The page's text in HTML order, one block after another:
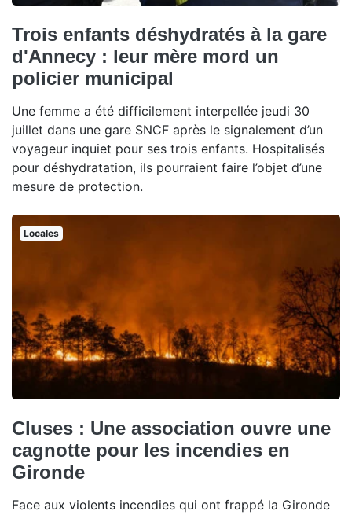
Trois enfants déshydratés à la gare
d'Annecy : leur mère mord un
policier municipal
Une femme a été difficilement interpellée jeudi 30
juillet dans une gare SNCF après le signalement d’un
voyageur inquiet pour ses trois enfants. Hospitalisés
pour déshydratation, ils pourraient faire l’objet d’une
mesure de protection.
Locales
Cluses : Une association ouvre une
cagnotte pour les incendies en
Gironde
Face aux violents incendies qui ont frappé la Gironde